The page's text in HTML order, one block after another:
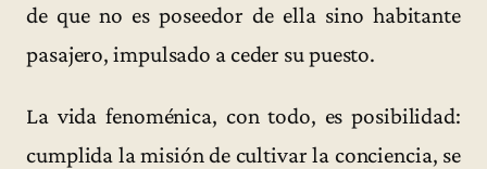
de que no es poseedor de ella sino habitante
pasajero, impulsado a ceder su puesto.
La vida fenoménica, con todo, es posibilidad:
cumplida la misión de cultivar la conciencia, se